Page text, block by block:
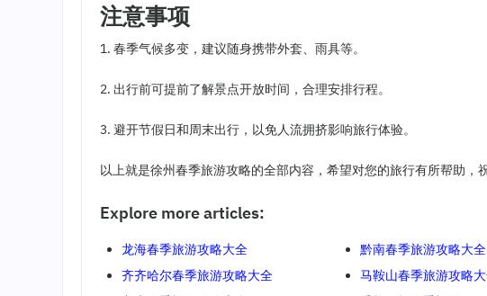
注意事项
1. 春季气候多变，建议随身携带外套、雨具等。
2. 出行前可提前了解景点开放时间，合理安排行程。
3. 避开节假日和周末出行，以免人流拥挤影响旅行体验。
以上就是徐州春季旅游攻略的全部内容，希望对您的旅行有所帮助，
Explore more articles:
龙海春季旅游攻略大全
齐齐哈尔春季旅游攻略大全
黔南春季旅游攻略大全
马鞍山春季旅游攻略